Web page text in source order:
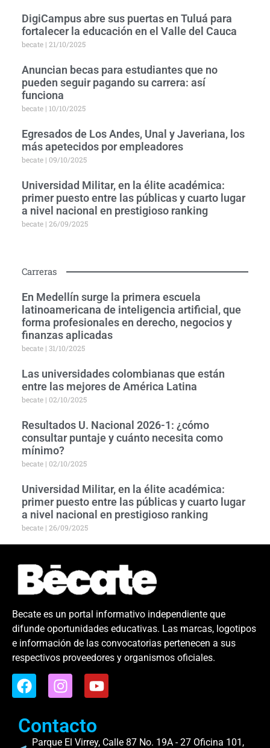
DigiCampus abre sus puertas en Tuluá para
fortalecer la educación en el Valle del Cauca
becate 21/10/2025
Anuncian becas para estudiantes que no
pueden seguir pagando su carrera: así
funciona
becate 10/10/2025
Egresados de Los Andes, Unal y Javeriana, los
más apetecidos por empleadores
becate 09/10/2025
Universidad Militar, en la élite académica:
primer puesto entre las públicas y cuarto lugar
a nivel nacional en prestigioso ranking
becate 26/09/2025
Carreras
En Medellín surge la primera escuela
latinoamericana de inteligencia artificial, que
forma profesionales en derecho, negocios y
finanzas aplicadas
becate 31/10/2025
Las universidades colombianas que están
entre las mejores de América Latina
becate 02/10/2025
Resultados U. Nacional 2026-1: ¿cómo
consultar puntaje y cuánto necesita como
mínimo?
becate 02/10/2025
Universidad Militar, en la élite académica:
primer puesto entre las públicas y cuarto lugar
a nivel nacional en prestigioso ranking
becate 26/09/2025
Becate es un portal informativo independiente que
difunde oportunidades educativas. Las marcas, logotipos
e información de las convocatorias pertenecen a sus
respectivos proveedores y organismos oficiales.
Contacto
Parque El Virrey, Calle 87 No. 19A - 27 Oficina 101,